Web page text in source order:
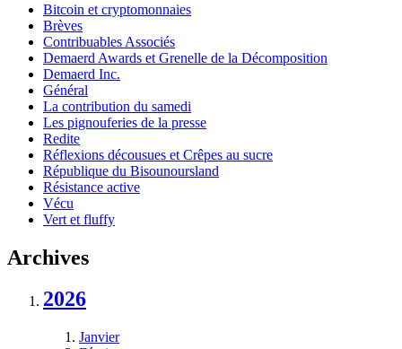
Bitcoin et cryptomonnaies
Brèves
Contribuables Associés
Demaerd Awards et Grenelle de la Décomposition
Demaerd Inc.
Général
La contribution du samedi
Les pignouferies de la presse
Redite
Réflexions décousues et Crêpes au sucre
République du Bisounoursland
Résistance active
Vécu
Vert et fluffy
Archives
2026
Janvier